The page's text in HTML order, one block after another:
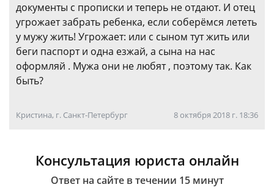
документы с прописки и теперь не отдают. И отец
угрожает забрать ребенка, если соберёмся лететь
у мужу жить! Угрожает: или с сыном тут жить или
беги паспорт и одна езжай, а сына на нас
оформляй . Мужа они не любят , поэтому так. Как
быть?
Кристина, г. Санкт-Петербург 8 октября 2018 г. 18:36
Консультация юриста онлайн
Ответ на сайте в течении 15 минут